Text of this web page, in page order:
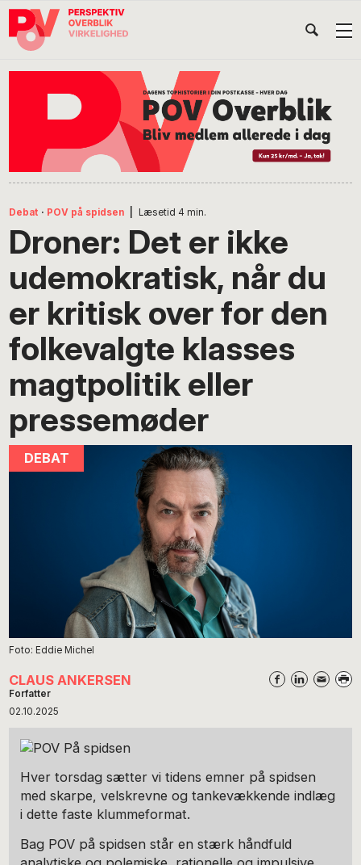
Gå
direkte
Skip
indhold
Gå
direkte
Debat · POV på spidsen Læsetid 4 min.
Droner: Det er ikke
udemokratisk, når du
er kritisk over for den
folkevalgte klasses
magtpolitik eller
pressemøder
Foto: Eddie Michel
CLAUS ANKERSEN
Forfatter
02.10.2025
Hver torsdag sætter vi tidens emner på spidsen
med skarpe, velskrevne og tankevækkende indlæg
i dette faste klummeformat.
Bag POV på spidsen står en stærk håndfuld